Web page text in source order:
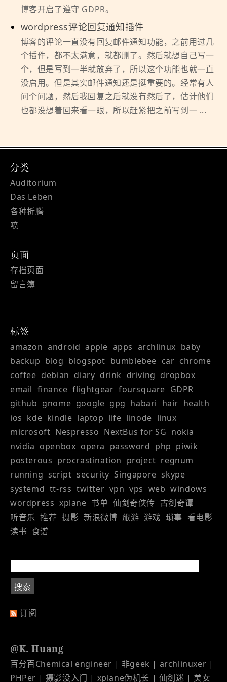
博客开启了遵守 GDPR。
wordpress评论回复通知插件
博客的评论一直没有回复邮件通知功能，之前用过几
个插件，都不太满意，就都删了。然后就想自己写一
个，但是写到一半就放弃了，所以这个功能也就一直
没启用。但是其实邮件通知还是挺重要的。经常有人
问个问题，然后我回复之后就没有然后了，估计他们
也都没想着回来看一眼，所以赶紧把之前写到一 ...
分类
Auditorium
Das Leben
各种折腾
喷
页面
存档页面
留言簿
标签
amazon android apple apps archlinux baby
backup blog blogspot bumblebee car chrome
coffee debian diary drink driving dropbox
email finance flightgear foursquare GDPR
github gnome google gpg habari hair health
ios kde kindle laptop life linode linux
microsoft Nespresso NextBus for SG nokia
nvidia openbox opera password php piwik
posterous procrastination project regnum
running script security Singapore skype
systemd tt-rss twitter vpn vps web windows
wordpress xplane 书单 仙剑奇侠传 古剑奇谭
听音乐 推荐 摄影 新浪微博 旅游 游戏 琐事 看电影
读书 食谱
订阅
@K. Huang
百分百Chemical engineer | 非geek | archlinuxer |
PHPer | 摄影没入门 | xplane伪机长 | 仙剑迷 | 美女